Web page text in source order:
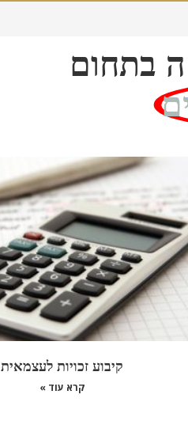
בתחום
קיבוע זכויות לעצמאית
קרא עוד »